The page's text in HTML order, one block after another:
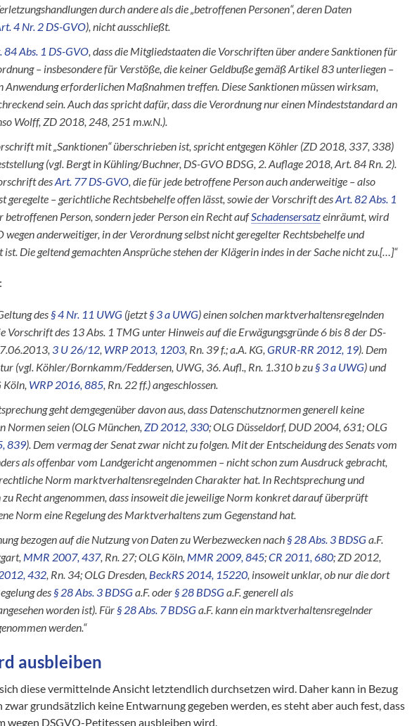
durch andere als die „betroffenen Personen“, deren Daten
4 Nr. 2 DS-GVO), nicht ausschließt.
84 Abs. 1 DS-GVO, dass die Mitgliedstaaten die Vorschriften über andere Sanktionen für
– insbesondere für Verstöße, die keiner Geldbuße gemäß Artikel 83 unterliegen –
Anwendung erforderlichen Maßnahmen treffen. Diese Sanktionen müssen wirksam,
sein. Auch das spricht dafür, dass die Verordnung nur einen Mindeststandard an
Wolff, ZD 2018, 248, 251 m.w.N.).
mit „Sanktionen“ überschrieben ist, spricht entgegen Köhler (ZD 2018, 337, 338)
(vgl. Bergt in Kühling/Buchner, DS-GVO BDSG, 2. Auflage 2018, Art. 84 Rn. 2).
desArt. 77 DS-GVO, die für jede betroffene Person auch anderweitige – also
geregelte – gerichtliche Rechtsbehelfe offen lässt, sowie der Vorschrift desArt. 82 Abs. 1
betroffenen Person, sondern jeder Person ein Recht aufSchadensersatzeinräumt, wird
wegen anderweitiger, in der Verordnung selbst nicht geregelter Rechtsbehelfe und
Die geltend gemachten Ansprüche stehen der Klägerin indes in der Sache nicht zu.[…]“
des § 4 Nr. 11 UWG (jetzt§ 3 a UWG) einen solchen marktverhaltensregelnden
Vorschrift des 13 Abs. 1 TMG unter Hinweis auf die Erwägungsgründe 6 bis 8 der DS-
3 U 26/12, WRP 2013, 1203, Rn. 39 f.; a.A. KG,GRUR-RR 2012, 19). Dem
(vgl. Köhler/Bornkamm/Feddersen, UWG, 36. Aufl., Rn. 1.310 b zu § 3 a UWG) und
Köln, WRP 2016, 885, Rn. 22 ff.) angeschlossen.
geht demgegenüber davon aus, dass Datenschutznormen generell keine
Normen seien (OLG München,ZD 2012, 330; OLG Düsseldorf, DUD 2004, 631; OLG
839). Dem vermag der Senat zwar nicht zu folgen. Mit der Entscheidung des Senats vom
als offenbar vom Landgericht angenommen – nicht schon zum Ausdruck gebracht,
Norm marktverhaltensregelnden Charakter hat. In Rechtsprechung und
Recht angenommen, dass insoweit die jeweilige Norm konkret darauf überprüft
Norm eine Regelung des Marktverhaltens zum Gegenstand hat.
bezogen auf die Nutzung von Daten zu Werbezwecken nach § 28 Abs. 3 BDSGa.F.
MMR 2007, 437, Rn. 27; OLG Köln, MMR 2009, 845;CR 2011, 680; ZD 2012,
432, Rn. 34; OLG Dresden, BeckRS 2014, 15220, insoweit unklar, ob nur die dort
des § 28 Abs. 3 BDSGa.F. oder § 28 BDSGa.F. generell als
worden ist). Für § 28 Abs. 7 BDSGa.F. kann ein marktverhaltensregelnder
werden.“
ausbleiben
diese vermittelnde Ansicht letztendlich durchsetzen wird. Daher kann in Bezug
grundsätzlich keine Entwarnung gegeben werden, es steht aber auch fest, dass
wegen DSGVO-Petitessen ausbleiben wird.